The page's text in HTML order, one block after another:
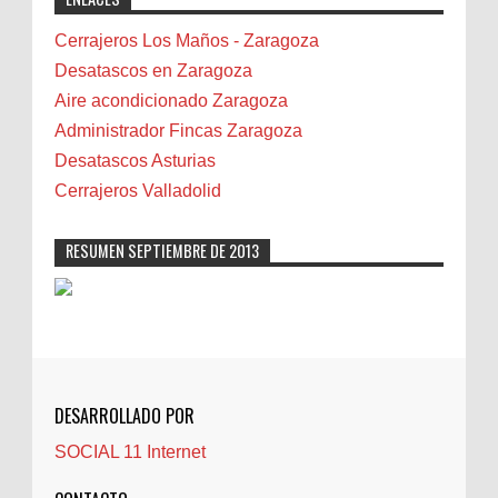
Bicicletas
Bilbao
Biota
Camareta
Cáncer
Carmela Sauras
Carnavales
Castellón
Cerrajeros
Cocinas
Comentarios de la afición
Cerrajeros Los Maños - Zaragoza
Desatascos en Zaragoza
Aire acondicionado Zaragoza
Administrador Fincas Zaragoza
Desatascos Asturias
Cerrajeros Valladolid
RESUMEN SEPTIEMBRE DE 2013
DESARROLLADO POR
SOCIAL 11 Internet